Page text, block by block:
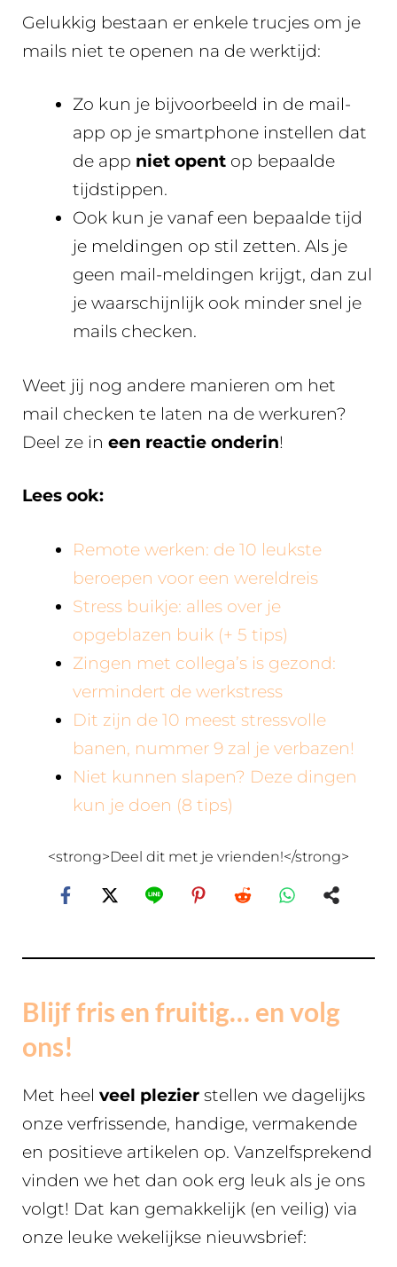
Gelukkig bestaan er enkele trucjes om je
mails niet te openen na de werktijd:
Zo kun je bijvoorbeeld in de mail-
app op je smartphone instellen dat
de app niet opent op bepaalde
tijdstippen.
Ook kun je vanaf een bepaalde tijd
je meldingen op stil zetten. Als je
geen mail-meldingen krijgt, dan zul
je waarschijnlijk ook minder snel je
mails checken.
Weet jij nog andere manieren om het
mail checken te laten na de werkuren?
Deel ze in een reactie onderin!
Lees ook:
Remote werken: de 10 leukste
beroepen voor een wereldreis
Stress buikje: alles over je
opgeblazen buik (+ 5 tips)
Zingen met collega’s is gezond:
vermindert de werkstress
Dit zijn de 10 meest stressvolle
banen, nummer 9 zal je verbazen!
Niet kunnen slapen? Deze dingen
kun je doen (8 tips)
<strong>Deel dit met je vrienden!</strong>
Blijf fris en fruitig… en volg
ons!
Met heel veel plezier stellen we dagelijks
onze verfrissende, handige, vermakende
en positieve artikelen op. Vanzelfsprekend
vinden we het dan ook erg leuk als je ons
volgt! Dat kan gemakkelijk (en veilig) via
onze leuke wekelijkse nieuwsbrief: